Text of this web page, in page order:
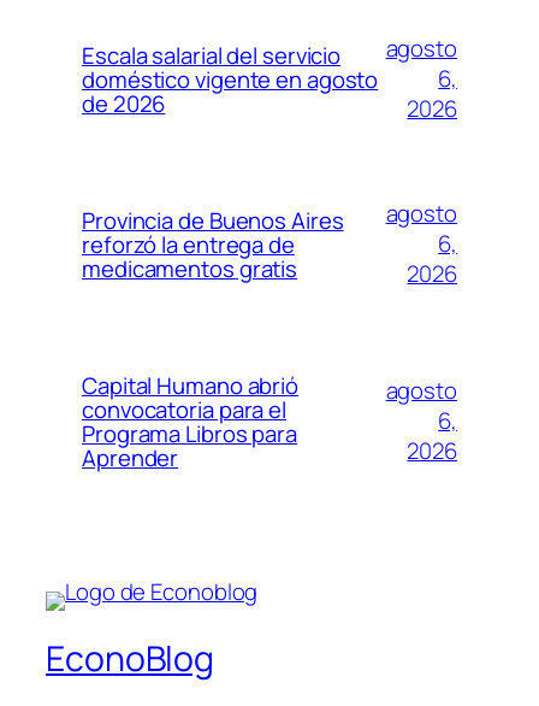
Escala salarial del servicio
doméstico vigente en agosto
de 2026
agosto
6,
2026
Provincia de Buenos Aires
reforzó la entrega de
medicamentos gratis
agosto
6,
2026
Capital Humano abrió
convocatoria para el
Programa Libros para
Aprender
agosto
6,
2026
EconoBlog